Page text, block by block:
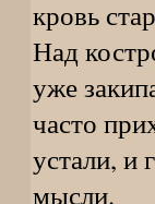
кровь
Над
уже
часто
устали, и
мысли.